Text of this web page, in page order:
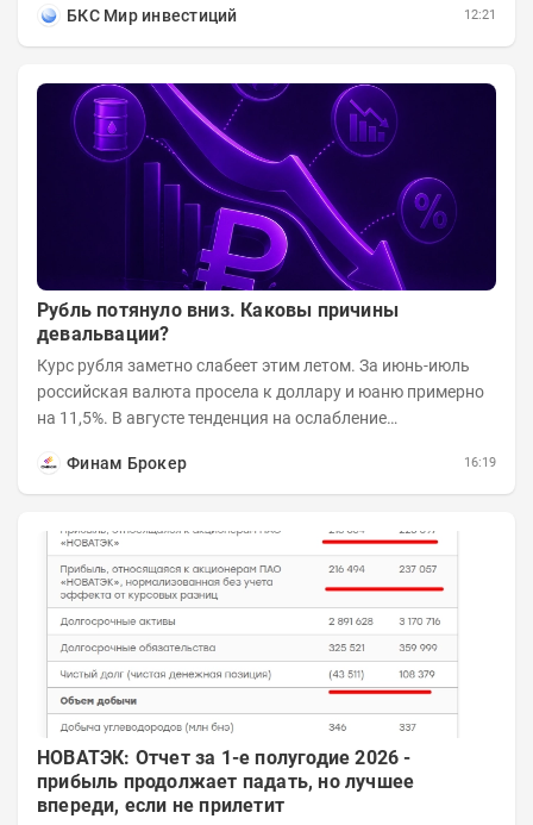
БКС Мир инвестиций
12:21
Рубль потянуло вниз. Каковы причины
девальвации?
Курс рубля заметно слабеет этим летом. За июнь-июль
российская валюта просела к доллару и юаню примерно
на 11,5%. В августе тенденция на ослабление
Финам Брокер
16:19
НОВАТЭК: Отчет за 1-е полугодие 2026 -
прибыль продолжает падать, но лучшее
впереди, если не прилетит